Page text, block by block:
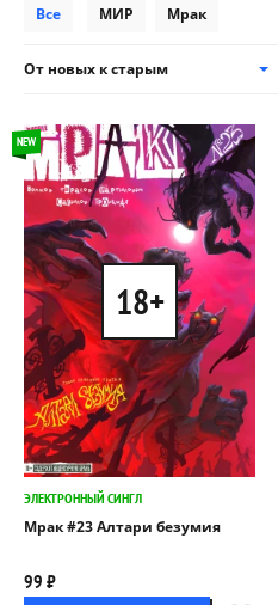
Все
МИР Мрак
От новых к старым
NEW
18+
ЭЛЕКТРОННЫЙ СИНГЛ
Мрак #23 Алтари безумия
99 ₽